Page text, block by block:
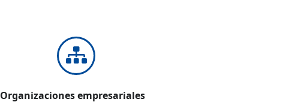
Organizaciones empresariales